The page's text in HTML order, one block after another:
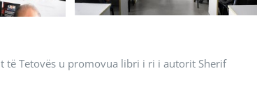
të Tetovës u promovua libri i ri i autorit Sherif